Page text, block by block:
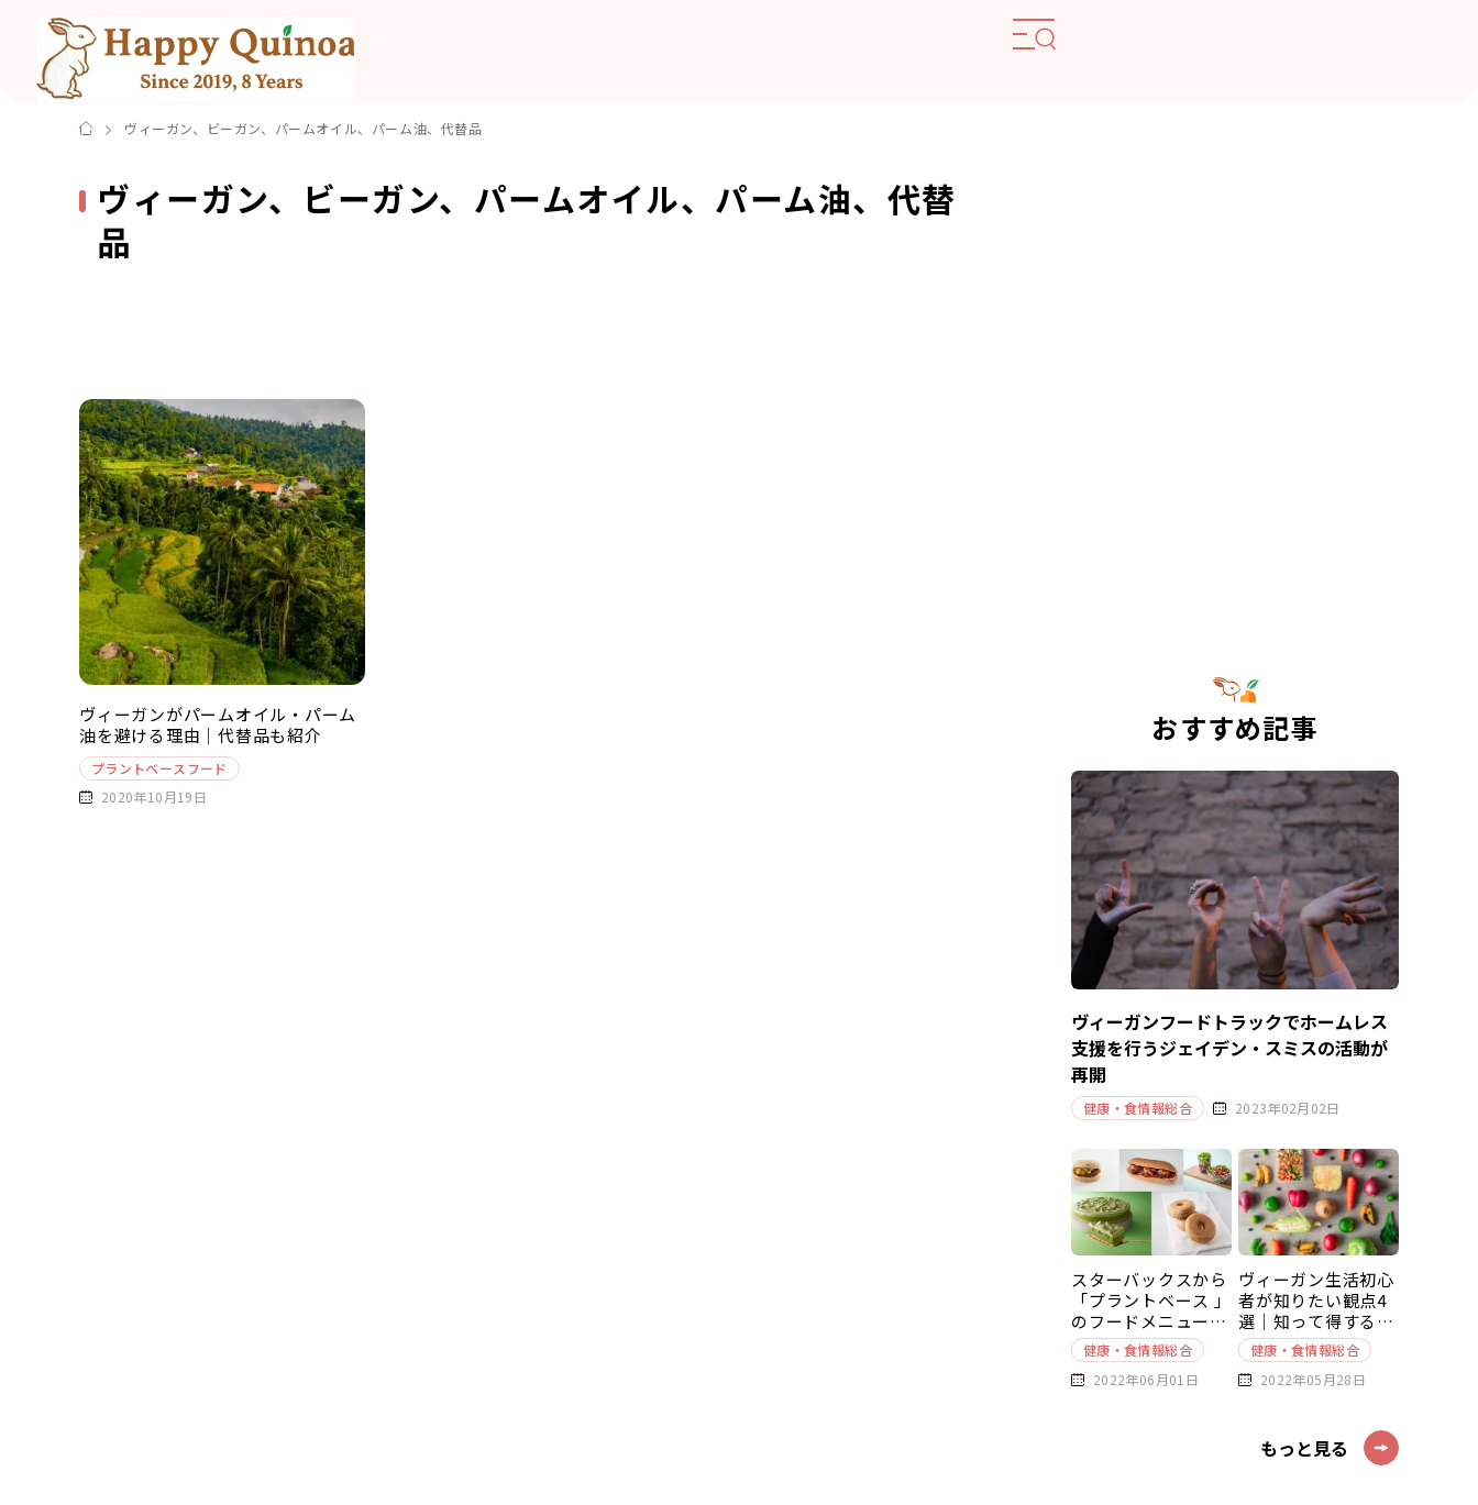
ヴィーガン、ビーガン、パームオイル、パーム油、代替品
ヴィーガン、ビーガン、パームオイル、パーム油、代替
品
ヴィーガンがパームオイル・パーム
油を避ける理由｜代替品も紹介
プラントベースフード
2020年10月19日
おすすめ記事
ヴィーガンフードトラックでホームレス
支援を行うジェイデン・スミスの活動が
再開
健康・食情報総合 2023年02月02日
スターバックスから
「プラントベース 」
のフードメニューが
新発売
健康・食情報総合
2022年06月01日
ヴィーガン生活初心
者が知りたい観点4
選｜知って得する豆
知識～基本編～
健康・食情報総合
2022年05月28日
もっと見る